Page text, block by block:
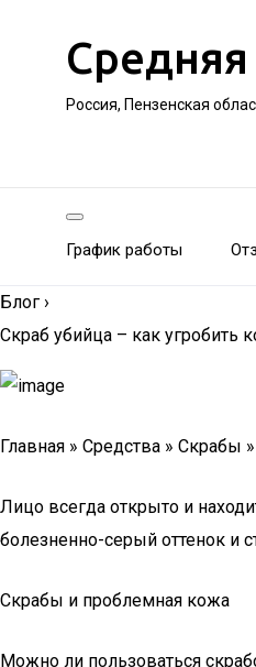
Россия, Пензенская
График работы
Блог ›
Скраб убийца – как угробить
Главная » Средства » Скрабы
Лицо всегда открыто и
болезненно-серый оттенок и
Скрабы и проблемная кожа
Можно ли пользоваться